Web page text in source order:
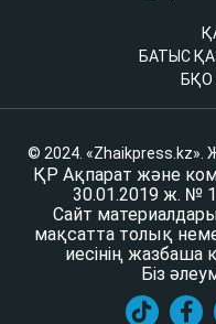
БАТЫС
© 2024. «Zhaikpress.kz».
ҚР Ақпарат және
30.01.2019 ж. №
Сайт
мақсатта толық
иесінің жазбаша
Біз